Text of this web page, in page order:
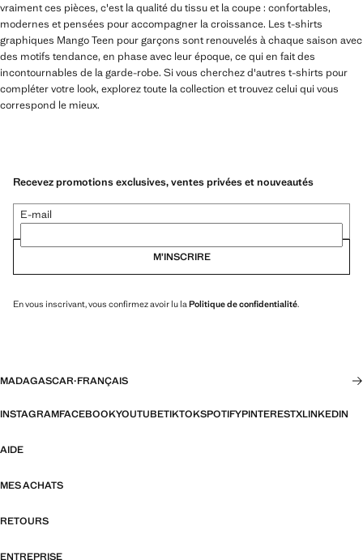
vraiment ces pièces, c'est la qualité du tissu et la coupe : confortables,
modernes et pensées pour accompagner la croissance. Les t-shirts
graphiques Mango Teen pour garçons sont renouvelés à chaque saison avec
des motifs tendance, en phase avec leur époque, ce qui en fait des
incontournables de la garde-robe. Si vous cherchez d'autres t-shirts pour
compléter votre look, explorez toute la collection et trouvez celui qui vous
correspond le mieux.
Recevez promotions exclusives, ventes privées et nouveautés
E-mail
M’INSCRIRE
En vous inscrivant, vous confirmez avoir lu laPolitique de confidentialité.
MADAGASCAR·FRANÇAIS
INSTAGRAMFACEBOOKYOUTUBETIKTOKSPOTIFYPINTERESTXLINKEDIN
AIDE
MES ACHATS
RETOURS
ENTREPRISE